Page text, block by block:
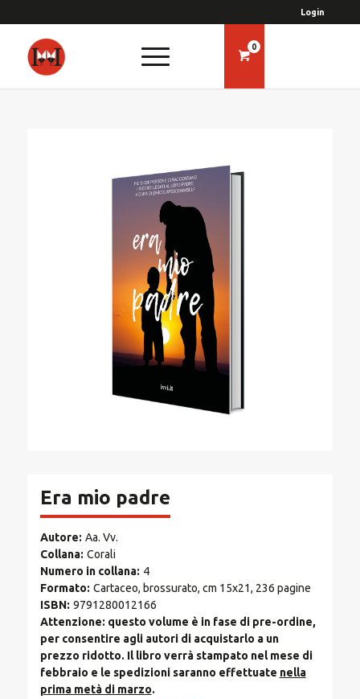
Login
0
Era mio padre
Autore Aa. Vv.
Collana Corali
Numero in collana 4
Formato Cartaceo, brossurato, cm 15x21, 236 pagine
ISBN 9791280012166
Attenzione: questo volume è in fase di pre-ordine,
per consentire agli autori di acquistarlo a un
prezzo ridotto. Il libro verrà stampato nel mese di
febbraio e le spedizioni saranno effettuate nella
prima metà di marzo.